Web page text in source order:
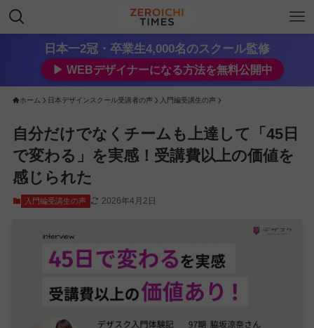
日本一2冠・卒業生4,000名のスクール監修
▶︎ WEBデザイナーになる方法を無料公開中
ホーム 日本デザインスクール受講者の声 入門編受講生の声
自分だけでなくチームも上達して「45日
で変わる」を実感！受講費以上の価値を
感じられた
入門編受講生の声 2026年4月2日